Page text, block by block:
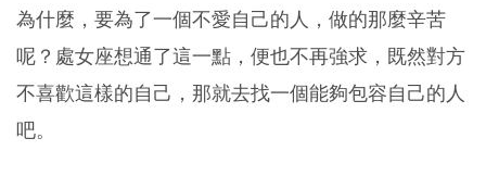
為什麼，要為了一個不愛自己的人，做的那麼辛苦
呢？處女座想通了這一點，便也不再強求，既然對方
不喜歡這樣的自己，那就去找一個能夠包容自己的人
吧。